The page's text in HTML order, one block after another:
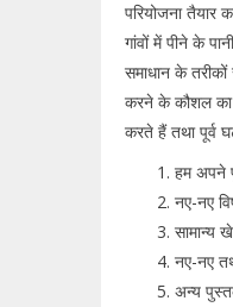
परियोजना
गांवों में पीने के
समाधान के
करने के कौशल का
करते हैं तथा पूर्व
हम अपने
नए-नए
सामान्य
नए-नए
अन्य